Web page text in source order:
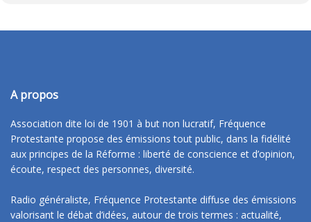
A propos
Association dite loi de 1901 à but non lucratif, Fréquence
Protestante propose des émissions tout public, dans la fidélité
aux principes de la Réforme : liberté de conscience et d’opinion,
écoute, respect des personnes, diversité.
Radio généraliste, Fréquence Protestante diffuse des émissions
valorisant le débat d’idées, autour de trois termes : actualité,